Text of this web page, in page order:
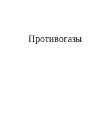
Противогазы